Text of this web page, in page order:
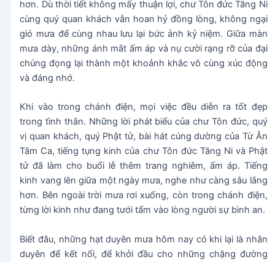
hơn. Dù thời tiết không mấy thuận lợi, chư Tôn đức Tăng Ni
cùng quý quan khách vẫn hoan hỷ đồng lòng, không ngại
gió mưa để cùng nhau lưu lại bức ảnh kỷ niệm. Giữa màn
mưa dày, những ánh mắt ấm áp và nụ cười rạng rỡ của đại
chúng đọng lại thành một khoảnh khắc vô cùng xúc động
và đáng nhớ.
Khi vào trong chánh điện, mọi việc đều diễn ra tốt đẹp
trong tình thân. Những lời phát biểu của chư Tôn đức, quý
vị quan khách, quý Phật tử, bài hát cúng dường của Từ Ân
Tâm Ca, tiếng tụng kinh của chư Tôn đức Tăng Ni và Phật
tử đã làm cho buổi lễ thêm trang nghiêm, ấm áp. Tiếng
kinh vang lên giữa một ngày mưa, nghe như càng sâu lắng
hơn. Bên ngoài trời mưa rơi xuống, còn trong chánh điện,
từng lời kinh như đang tưới tẩm vào lòng người sự bình an.
Biết đâu, những hạt duyên mưa hôm nay có khi lại là nhân
duyên để kết nối, để khởi đầu cho những chặng đường